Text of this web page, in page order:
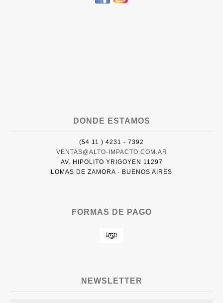
DONDE ESTAMOS
(54 11 ) 4231 - 7392
VENTAS@ALTO-IMPACTO.COM.AR
AV. HIPOLITO YRIGOYEN 11297
LOMAS DE ZAMORA - BUENOS AIRES
FORMAS DE PAGO
NEWSLETTER